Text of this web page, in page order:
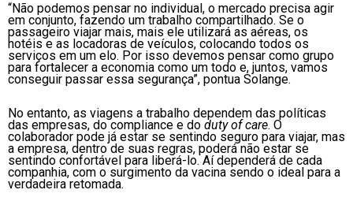
“Não podemos pensar no individual, o mercado precisa agir
em conjunto, fazendo um trabalho compartilhado. Se o
passageiro viajar mais, mais ele utilizará as aéreas, os
hotéis e as locadoras de veículos, colocando todos os
serviços em um elo. Por isso devemos pensar como grupo
para fortalecer a economia como um todo e, juntos, vamos
conseguir passar essa segurança”, pontua Solange.
No entanto, as viagens a trabalho dependem das políticas
das empresas, do compliance e do duty of care. O
colaborador pode já estar se sentindo seguro para viajar, mas
a empresa, dentro de suas regras, poderá não estar se
sentindo confortável para liberá-lo. Aí dependerá de cada
companhia, com o surgimento da vacina sendo o ideal para a
verdadeira retomada.